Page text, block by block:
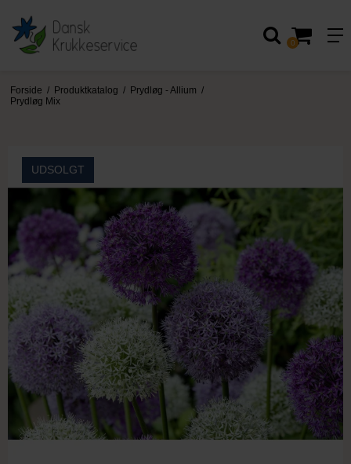
0
Forside / Produktkatalog / Prydløg - Allium /
Prydløg Mix
UDSOLGT